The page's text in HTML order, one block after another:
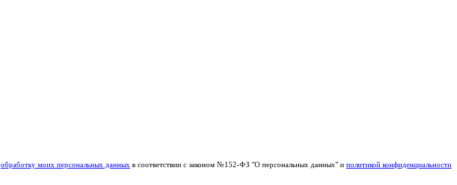
обработку моих персональных данных в соответствии с законом №152-ФЗ "О персональных данных" и политикой конфиденциальности